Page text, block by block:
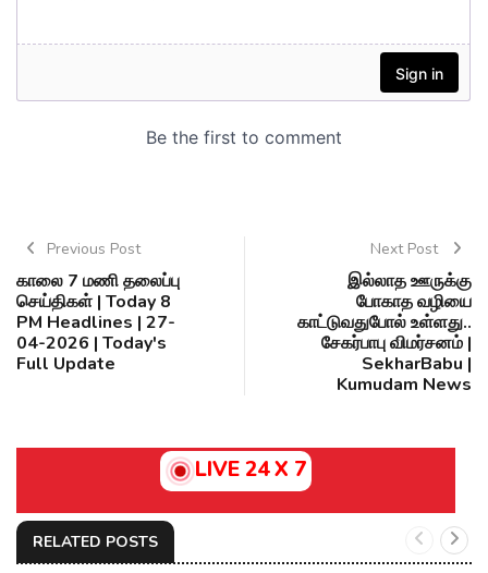
Previous Post
காலை 7 மணி தலைப்பு
செய்திகள் | Today 8
PM Headlines | 27-
04-2026 | Today's
Full Update
Next Post
இல்லாத ஊருக்கு
போகாத வழியை
காட்டுவதுபோல் உள்ளது..
சேகர்பாபு விமர்சனம் |
SekharBabu |
Kumudam News
LIVE 24 X 7
RELATED POSTS